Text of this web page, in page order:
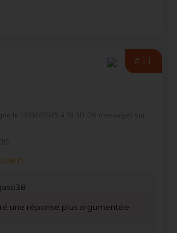
#11
le 13/02/2025 à 19:30
(16 messages sur
une réponse plus argumentée